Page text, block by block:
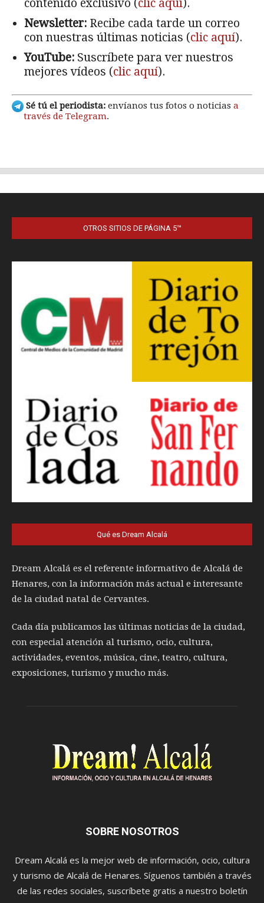
OTROS SITIOS DE PÁGINA 5™
Qué es Dream Alcalá
Dream Alcalá es el referente informativo de Alcalá de
Henares, con la información más actual e interesante
de la ciudad natal de Cervantes.
Cada día publicamos las últimas noticias de la ciudad,
con especial atención al turismo, ocio, cultura,
actividades, eventos, música, cine, teatro, cultura,
exposiciones, turismo y mucho más.
SOBRE NOSOTROS
Dream Alcalá es la mejor web de información, ocio, cultura
y turismo de Alcalá de Henares. Síguenos también a través
de las redes sociales, suscríbete gratis a nuestro boletín